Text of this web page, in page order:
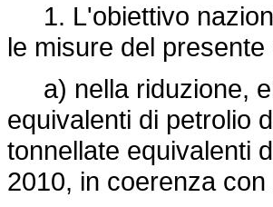
1. L'obiettivo
le misure del
a) nella riduzione,
equivalenti di petrolio
tonnellate equivalenti
2010, in coerenza